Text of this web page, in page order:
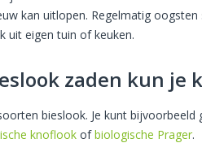
kan uitlopen. Regelmatig
uit eigen tuin of keuken.
zaden kun je
bieslook. Je kunt
knoflook ofbiologische Prager.